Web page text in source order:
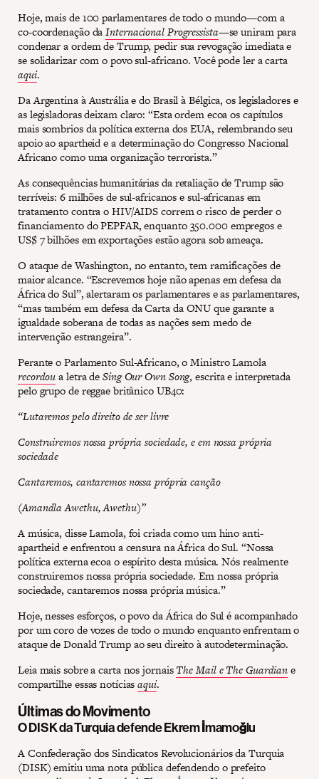
Hoje, mais de 100 parlamentares de todo o mundo—com a
co-coordenação daInternacional Progressista—se uniram para
condenar a ordem de Trump, pedir sua revogação imediata e
se solidarizar com o povo sul-africano. Você pode ler a carta
aqui.
Da Argentina à Austrália e do Brasil à Bélgica, os legisladores e
as legisladoras deixam claro: “Esta ordem ecoa os capítulos
mais sombrios da política externa dos EUA, relembrando seu
apoio ao apartheid e a determinação do Congresso Nacional
Africano como uma organização terrorista.”
As consequências humanitárias da retaliação de Trump são
terríveis: 6 milhões de sul-africanos e sul-africanas em
tratamento contra o HIV/AIDS correm o risco de perder o
financiamento do PEPFAR, enquanto 350.000 empregos e
US$ 7 bilhões em exportações estão agora sob ameaça.
O ataque de Washington, no entanto, tem ramificações de
maior alcance. “Escrevemos hoje não apenas em defesa da
África do Sul”, alertaram os parlamentares e as parlamentares,
“mas também em defesa da Carta da ONU que garante a
igualdade soberana de todas as nações sem medo de
intervenção estrangeira”.
Perante o Parlamento Sul-Africano, o Ministro Lamola
recordoua letra deSing Our Own Song, escrita e interpretada
pelo grupo de reggae britânico UB40:
“Lutaremos pelo direito de ser livre
Construiremos nossa própria sociedade, e em nossa própria
sociedade
Cantaremos, cantaremos nossa própria canção
(Amandla Awethu, Awethu)”
A música, disse Lamola, foi criada como um hino anti-
apartheid e enfrentou a censura na África do Sul. “Nossa
política externa ecoa o espírito desta música. Nós realmente
construiremos nossa própria sociedade. Em nossa própria
sociedade, cantaremos nossa própria música.”
Hoje, nesses esforços, o povo da África do Sul é acompanhado
por um coro de vozes de todo o mundo enquanto enfrentam o
ataque de Donald Trump ao seu direito à autodeterminação.
Leia mais sobre a carta nos jornaisThe Mail e The Guardiane
compartilhe essas notíciasaqui.
Últimas do Movimento
O DISK da Turquia defende Ekrem İmamoğlu
A Confederação dos Sindicatos Revolucionários da Turquia
(DISK) emitiu uma nota pública defendendo o prefeito